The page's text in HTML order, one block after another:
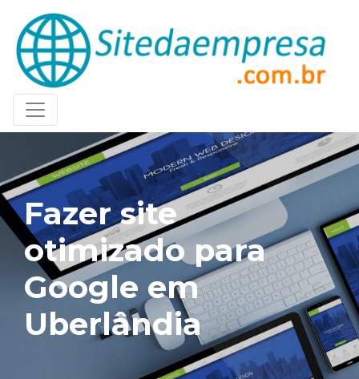
Fazer site
otimizado para
Google em
Uberlândia